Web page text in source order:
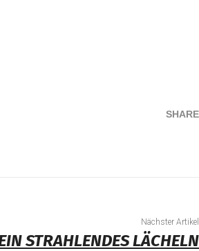
SHARE
Nächster Artikel
STRAHLENDES LÄCHELN